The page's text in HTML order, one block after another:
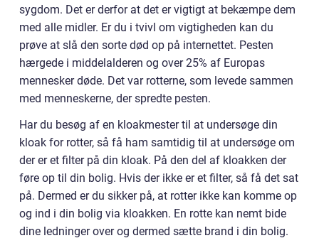
sygdom. Det er derfor at det er vigtigt at bekæmpe dem
med alle midler. Er du i tvivl om vigtigheden kan du
prøve at slå den sorte død op på internettet. Pesten
hærgede i middelalderen og over 25% af Europas
mennesker døde. Det var rotterne, som levede sammen
med menneskerne, der spredte pesten.
Har du besøg af en kloakmester til at undersøge din
kloak for rotter, så få ham samtidig til at undersøge om
der er et filter på din kloak. På den del af kloakken der
føre op til din bolig. Hvis der ikke er et filter, så få det sat
på. Dermed er du sikker på, at rotter ikke kan komme op
og ind i din bolig via kloakken. En rotte kan nemt bide
dine ledninger over og dermed sætte brand i din bolig.